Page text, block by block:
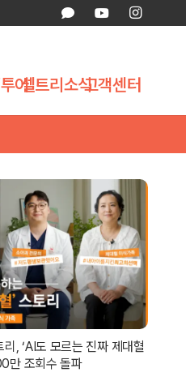
어셀트리소식고객센터
, ‘AI도 모르는 진짜 제대혈
만 조회수 돌파